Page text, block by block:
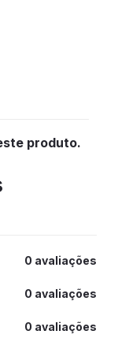
produto.
0 avaliações
0 avaliações
0 avaliações